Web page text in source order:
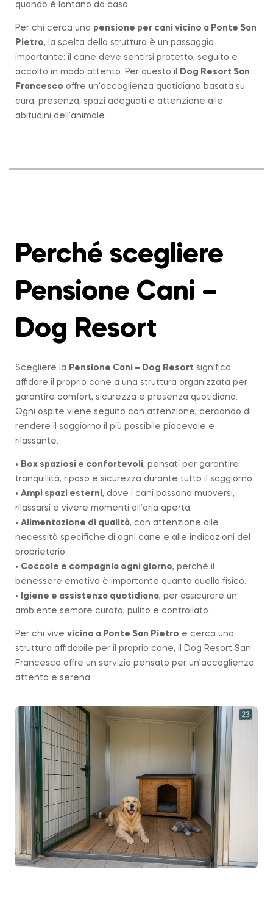
quando è lontano da casa.
Per chi cerca una pensione per cani vicino a Ponte San
Pietro, la scelta della struttura è un passaggio
importante: il cane deve sentirsi protetto, seguito e
accolto in modo attento. Per questo il
Dog Resort San
Francesco offre un’accoglienza quotidiana basata su
cura, presenza, spazi adeguati e attenzione alle
abitudini dell’animale.
Perché scegliere
Pensione Cani –
Dog Resort
Scegliere la Pensione Cani – Dog Resort significa
affidare il proprio cane a una struttura organizzata per
garantire comfort, sicurezza e presenza quotidiana.
Ogni ospite viene seguito con attenzione, cercando di
rendere il soggiorno il più possibile piacevole e
rilassante.
• Box spaziosi e confortevoli, pensati per garantire
tranquillità, riposo e sicurezza durante tutto il soggiorno.
• Ampi spazi esterni, dove i cani possono muoversi,
rilassarsi e vivere momenti all’aria aperta.
• Alimentazione di qualità, con attenzione alle
necessità specifiche di ogni cane e alle indicazioni del
proprietario.
• Coccole e compagnia ogni giorno, perché il
benessere emotivo è importante quanto quello fisico.
•
Igiene e assistenza quotidiana, per assicurare un
ambiente sempre curato, pulito e controllato.
Per chi vive vicino a Ponte San Pietro e cerca una
struttura affidabile per il proprio cane, il Dog Resort San
Francesco offre un servizio pensato per un’accoglienza
attenta e serena.